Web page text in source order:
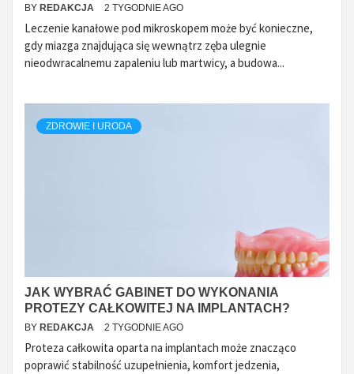
BY REDAKCJA 2 TYGODNIE AGO
Leczenie kanałowe pod mikroskopem może być konieczne,
gdy miazga znajdująca się wewnątrz zęba ulegnie
nieodwracalnemu zapaleniu lub martwicy, a budowa...
ZDROWIE I URODA
JAK WYBRAĆ GABINET DO WYKONANIA
PROTEZY CAŁKOWITEJ NA IMPLANTACH?
BY REDAKCJA 2 TYGODNIE AGO
Proteza całkowita oparta na implantach może znacząco
poprawić stabilność uzupełnienia, komfort jedzenia,